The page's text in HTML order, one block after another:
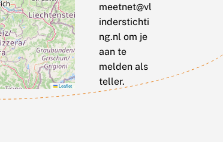
Leaflet
meetnet@vl
inderstichti
ng.nl om je
aan te
melden als
teller.